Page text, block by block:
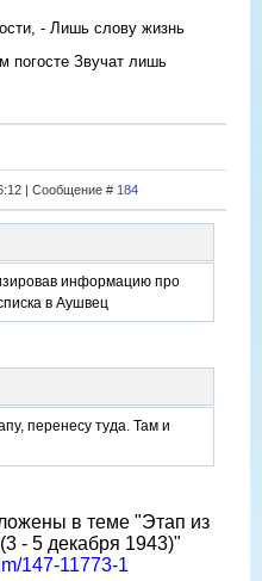
- Лишь слову жизнь
погосте Звучат лишь
| Сообщение # 184
информацию про
в Аушвец
перенесу туда. Там и
в теме "Этап из
- 5 декабря 1943)"
147-11773-1